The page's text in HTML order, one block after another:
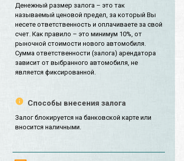
Денежный размер залога – это так
называемый ценовой предел, за который Вы
несете ответственность и оплачиваете за свой
счет. Как правило – это минимум 10%, от
рыночной стоимости нового автомобиля.
Сумма ответственности (залога) арендатора
зависит от выбранного автомобиля, не
является фиксированной.
Способы внесения залога
Залог блокируется на банковской карте или
вносится наличными.